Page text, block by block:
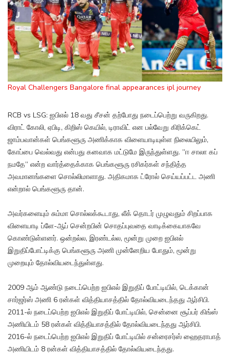
Royal Challengers Bangalore final appearances ipl journey
RCB vs LSG: ஐபிஎல் 18 வது சீசன் தற்போது நடைப்பெற்று வருகிறது.
விராட் கோலி, ஏபிடி, கிறிஸ் கெயில், டிராவிட் என பல்வேறு கிரிக்கெட்
ஜாம்பவான்கள் பெங்களூரு அணிக்காக விளையாடியுள்ள நிலையிலும்,
கோப்பை வெல்வது என்பது கனவாக மட்டுமே இருந்துள்ளது. ”ஈ சாலா கப்
நமதே” என்ற வார்த்தைக்காக பெங்களூரு ரசிகர்கள் சந்தித்த
அவமானங்களை சொல்லிமாளாது. அதிகமாக ட்ரோல் செய்யப்பட்ட அணி
என்றால் பெங்களூரு தான்.
அவர்களையும் சும்மா சொல்லக்கூடாது, லீக் தொடர் முழுவதும் சிறப்பாக
விளையாடி ப்ளே-ஆப் சென்றபின் சொதப்புவதை வாடிக்கையாகவே
கொண்டுள்ளனர். ஒன்றல்ல, இரண்டல்ல, மூன்று முறை ஐபிஎல்
இறுதிப்போட்டிக்கு பெங்களூரு அணி முன்னேறிய போதும், மூன்று
முறையும் தோல்வியடைந்துள்ளது.
2009 ஆம் ஆண்டு நடைப்பெற்ற ஐபிஎல் இறுதிப் போட்டியில், டெக்கான்
சார்ஜர்ஸ் அணி 6 ரன்கள் வித்தியாசத்தில் தோல்வியடைந்தது ஆர்சிபி.
2011-ல் நடைப்பெற்ற ஐபிஎல் இறுதிப் போட்டியில், சென்னை சூப்பர் கிங்ஸ்
அணியிடம் 58 ரன்கள் வித்தியாசத்தில் தோல்வியடைந்தது ஆர்சிபி.
2016-ல் நடைப்பெற்ற ஐபிஎல் இறுதிப் போட்டியில் சன்ரைசர்ஸ் ஹைதராபாத்
அணியிடம் 8 ரன்கள் வித்தியாசத்தில் தோல்வியடைந்தது.